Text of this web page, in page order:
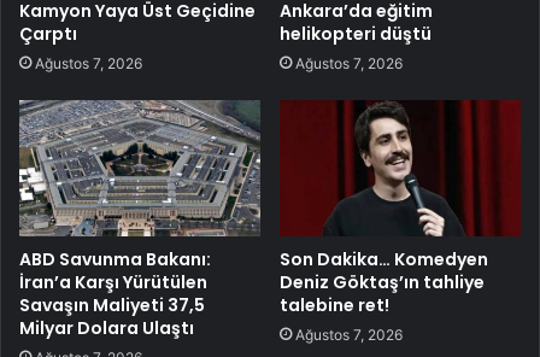
Kamyon Yaya Üst Geçidine
Çarptı
Ağustos 7, 2026
Ankara’da eğitim
helikopteri düştü
Ağustos 7, 2026
ABD Savunma Bakanı:
İran’a Karşı Yürütülen
Savaşın Maliyeti 37,5
Milyar Dolara Ulaştı
Son Dakika… Komedyen
Deniz Göktaş’ın tahliye
talebine ret!
Ağustos 7, 2026